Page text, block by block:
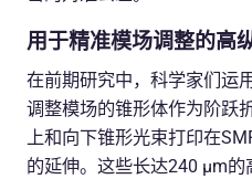
用于精准模场调整的高
在前期研究中，科学家们运
调整模场的锥形体作为阶跃
上和向下锥形光束打印在
的延伸。这些长达240 µm